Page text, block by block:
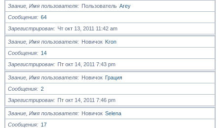
Звание, Имя пользователя Пользователь Arey
Сообщения
64
Зарегистрирован
Чт окт 13, 2011 11:42 am
Звание, Имя пользователя Новичок Kron
Сообщения
14
Зарегистрирован
Пт окт 14, 2011 7:43 pm
Звание, Имя пользователя Новичок Грация
Сообщения
2
Зарегистрирован
Пт окт 14, 2011 7:46 pm
Звание, Имя пользователя Новичок Selena
Сообщения
17